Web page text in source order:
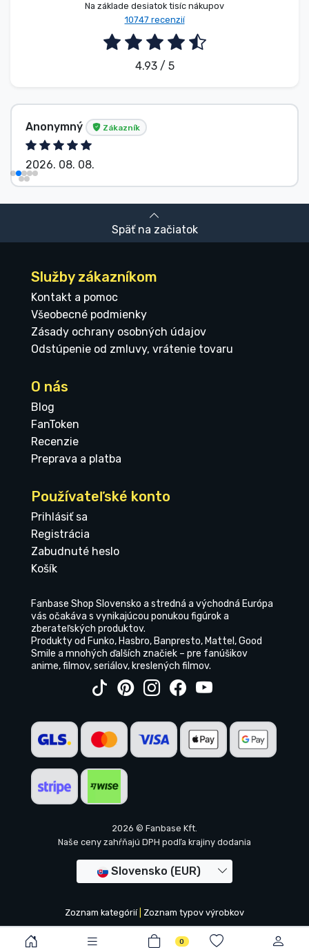
0
Na základe desiatok tisíc nákupov
10747 recenzií
4.93 / 5
Anonymný Zákazník
2026. 08. 08.
Späť na začiatok
Služby zákazníkom
Kontakt a pomoc
Všeobecné podmienky
Zásady ochrany osobných údajov
Odstúpenie od zmluvy, vrátenie tovaru
O nás
Blog
FanToken
Recenzie
Preprava a platba
Používateľské konto
Prihlásiť sa
Registrácia
Zabudnuté heslo
Košík
Fanbase Shop Slovensko a stredná a východná Európa
vás očakáva s vynikajúcou ponukou figúrok a
zberateľských produktov.
Produkty od Funko, Hasbro, Banpresto, Mattel, Good
Smile a mnohých ďalších značiek – pre fanúšikov
anime, filmov, seriálov, kreslených filmov.
2026 © Fanbase Kft.
Naše ceny zahŕňajú DPH podľa krajiny dodania
Slovensko (EUR)
Zoznam kategórií| Zoznam typov výrobkov